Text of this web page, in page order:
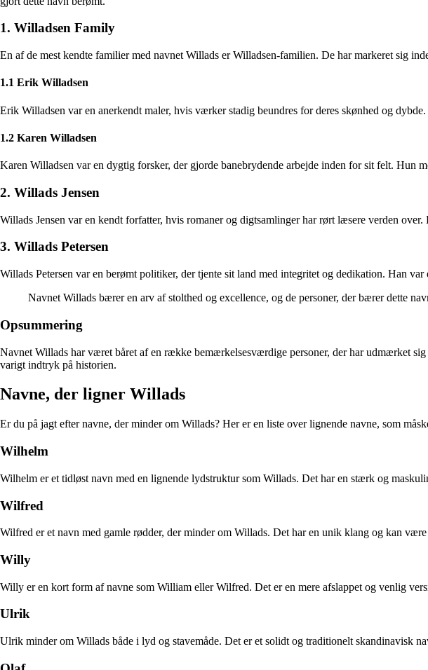
1. Willadsen Family
En af de mest kendte familier med navnet Willads er Willadsen-familien. De har markeret sig
1.1 Erik Willadsen
Erik Willadsen var en anerkendt maler, hvis værker stadig beundres for deres skønhed og
1.2 Karen Willadsen
Karen Willadsen var en dygtig forsker, der gjorde banebrydende arbejde inden for sit felt. Hun
2. Willads Jensen
Willads Jensen var en kendt forfatter, hvis romaner og digtsamlinger har rørt læsere verden
3. Willads Petersen
Willads Petersen var en berømt politiker, der tjente sit land med integritet og dedikation. Han
Navnet Willads bærer en arv af stolthed og excellence, og de personer, der bærer dette
Opsummering
Navnet Willads har været båret af en række bemærkelsesværdige personer, der har udmærket
varigt indtryk på historien.
Navne, der ligner Willads
Er du på jagt efter navne, der minder om Willads? Her er en liste over lignende navne, som
Wilhelm
Wilhelm er et tidløst navn med en lignende lydstruktur som Willads. Det har en stærk og
Wilfred
Wilfred er et navn med gamle rødder, der minder om Willads. Det har en unik klang og kan
Willy
Willy er en kort form af navne som William eller Wilfred. Det er en mere afslappet og venlig
Ulrik
Ulrik minder om Willads både i lyd og stavemåde. Det er et solidt og traditionelt skandinavisk